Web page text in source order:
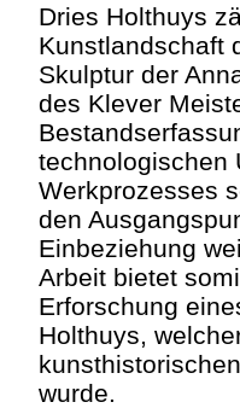
Dries Holthuys
Kunstlandschaft
Skulptur der
des Klever
technologischen
Werkprozesses
den
Einbeziehung
Arbeit bietet
Erforschung
Holthuys,
wurde.